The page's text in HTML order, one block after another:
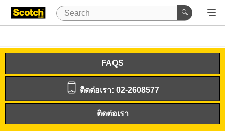
FAQS
ติดต่อเรา: 02-2608577
ติดต่อเรา